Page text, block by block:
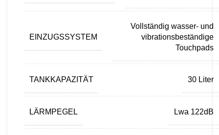
EINZUGSSYSTEM
Vollständig wasser- und
vibrationsbeständige
Touchpads
TANKKAPAZITÄT 30 Liter
LÄRMPEGEL Lwa 122dB